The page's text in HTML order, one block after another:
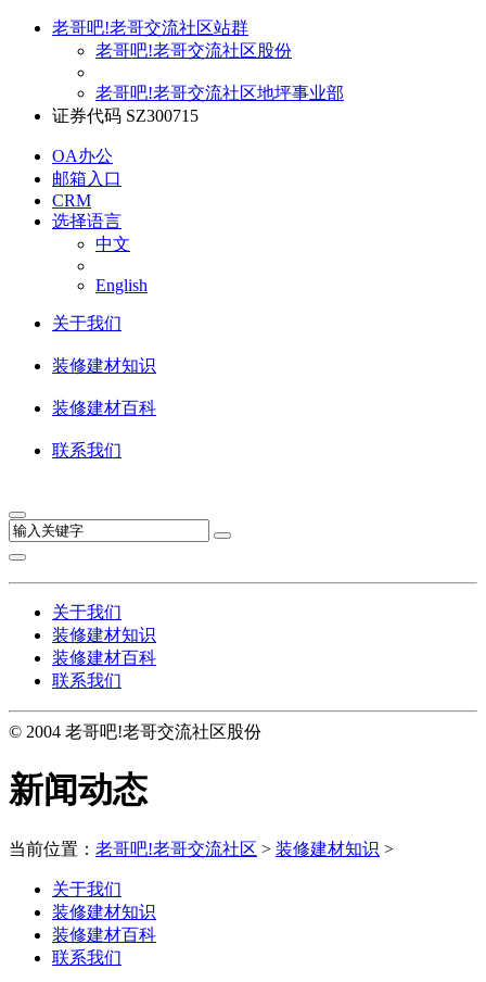
老哥吧!老哥交流社区站群
老哥吧!老哥交流社区股份
老哥吧!老哥交流社区地坪事业部
证券代码 SZ300715
OA办公
邮箱入口
CRM
选择语言
中文
English
关于我们
装修建材知识
装修建材百科
联系我们
关于我们
装修建材知识
装修建材百科
联系我们
© 2004 老哥吧!老哥交流社区股份
新闻动态
当前位置： 老哥吧!老哥交流社区 > 装修建材知识 >
关于我们
装修建材知识
装修建材百科
联系我们